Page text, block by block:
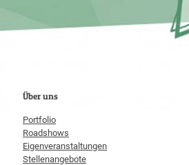
Über uns
Portfolio
Roadshows
Eigenveranstaltungen
Stellenangebote